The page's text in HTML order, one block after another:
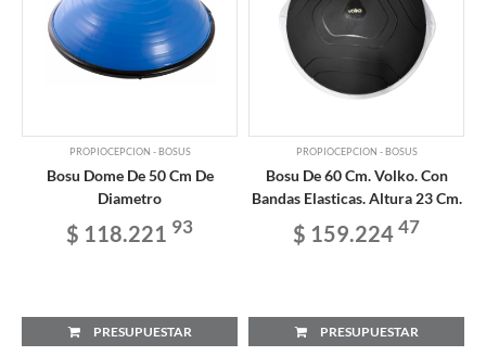
PROPIOCEPCION - BOSUS
Bosu Dome De 50 Cm De
Diametro
$ 118.221 93
PRESUPUESTAR
PROPIOCEPCION - BOSUS
Bosu De 60 Cm. Volko. Con
Bandas Elasticas. Altura 23 Cm.
$ 159.224 47
PRESUPUESTAR